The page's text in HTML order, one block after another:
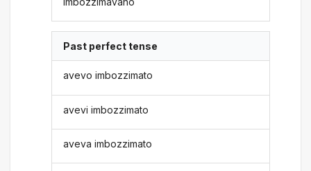
Past perfect tense
avevo imbozzimato
avevi imbozzimato
aveva imbozzimato